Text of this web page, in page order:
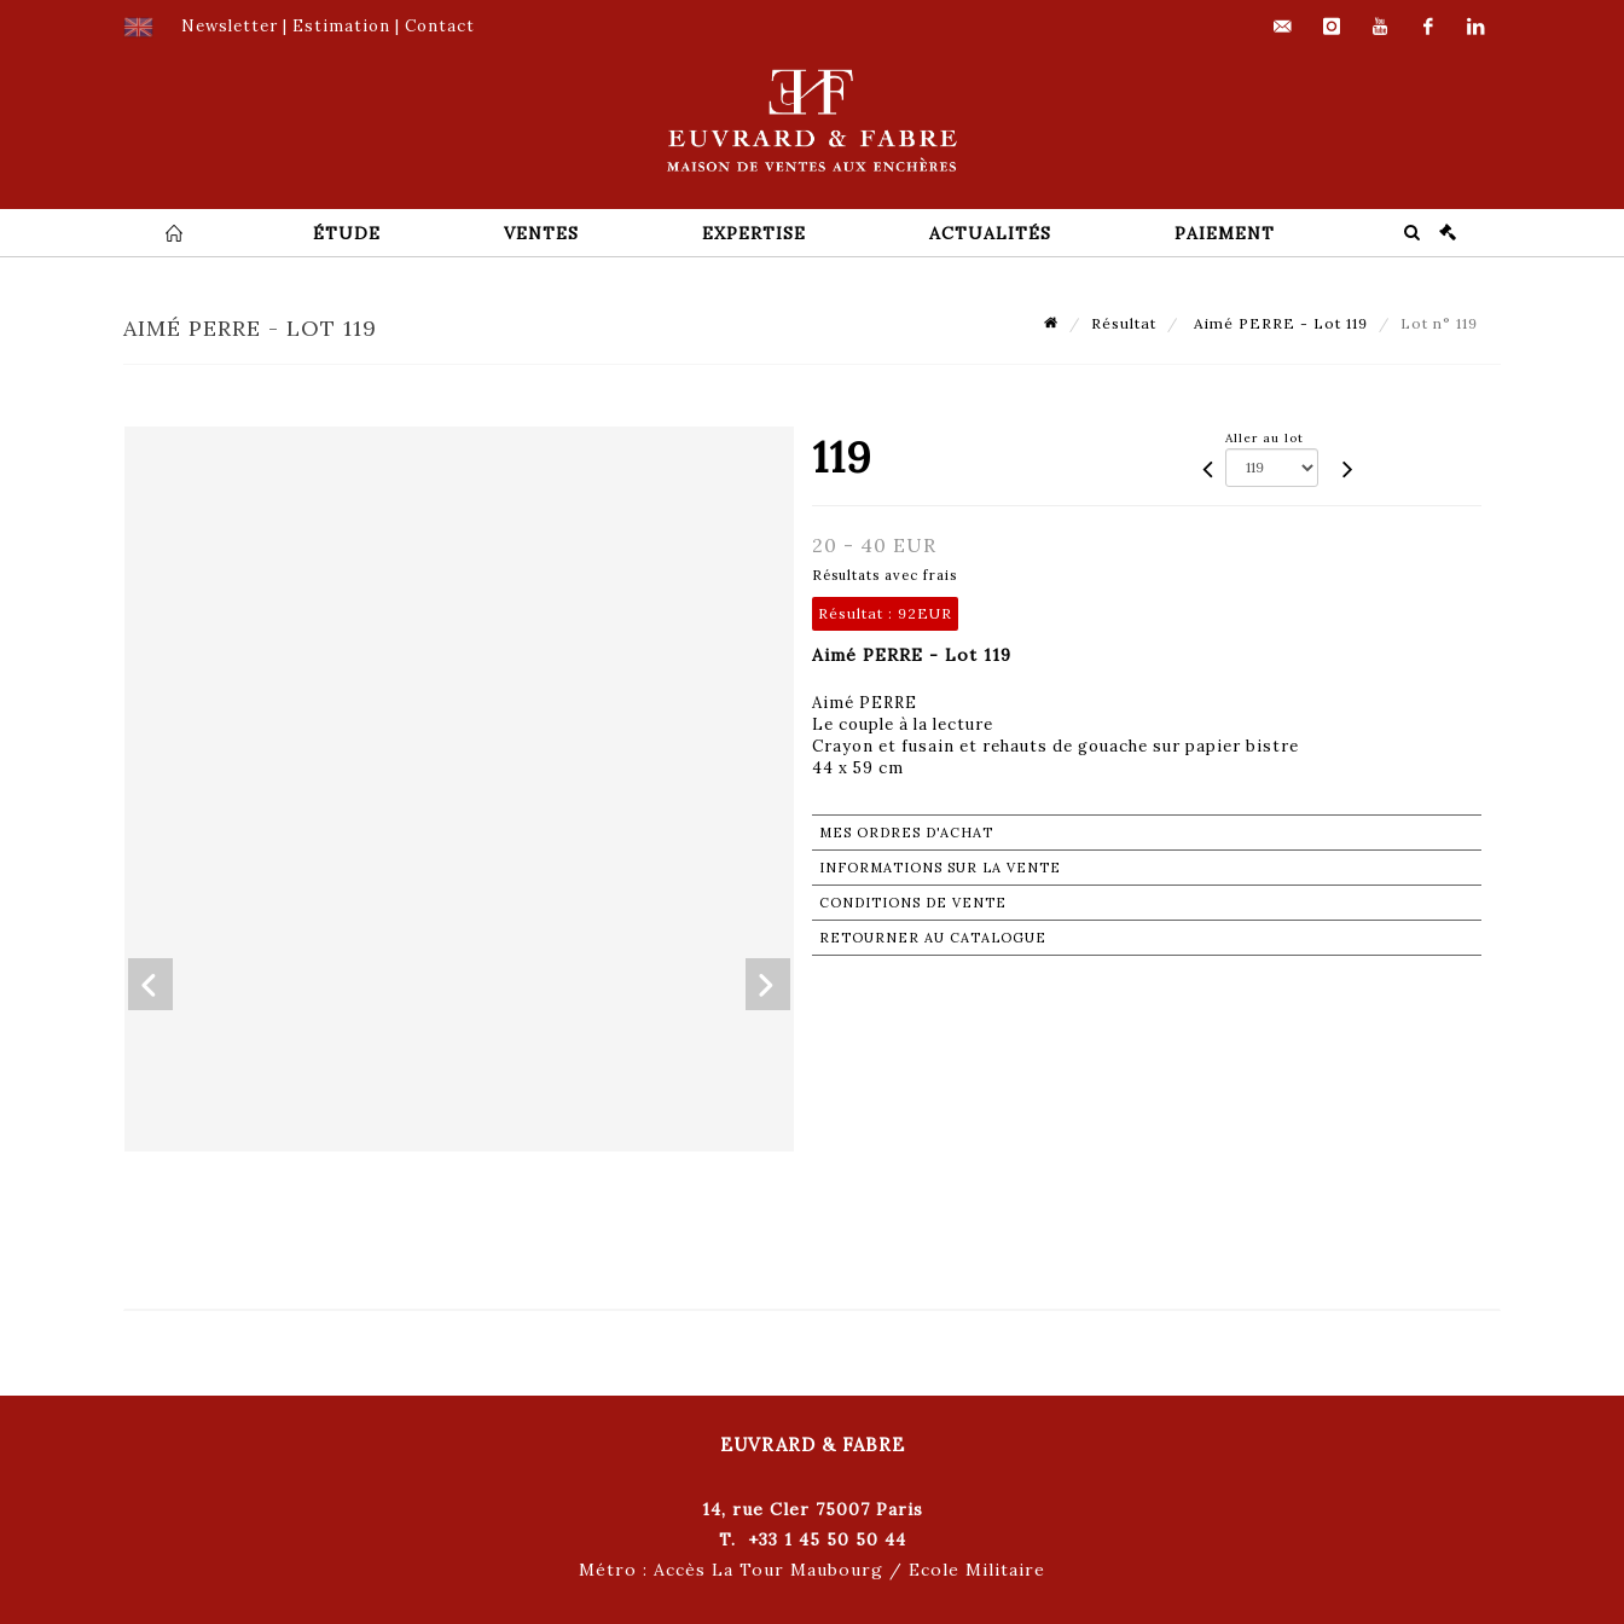
Newsletter | Estimation | Contact
ÉTUDE VENTES EXPERTISE ACTUALITÉS PAIEMENT
AIMÉ PERRE - LOT 119 Résultat Aimé PERRE - Lot 119 Lot n° 119
119 Aller au lot
20 - 40 EUR
Résultats avec frais
Résultat : 92EUR
Aimé PERRE - Lot 119
Aimé PERRE
Le couple à la lecture
Crayon et fusain et rehauts de gouache sur papier bistre
44 x 59 cm
MES ORDRES D'ACHAT
INFORMATIONS SUR LA VENTE
CONDITIONS DE VENTE
RETOURNER AU CATALOGUE
EUVRARD & FABRE
14, rue Cler 75007 Paris
T. +33 1 45 50 50 44
Métro : Accès La Tour Maubourg / Ecole Militaire